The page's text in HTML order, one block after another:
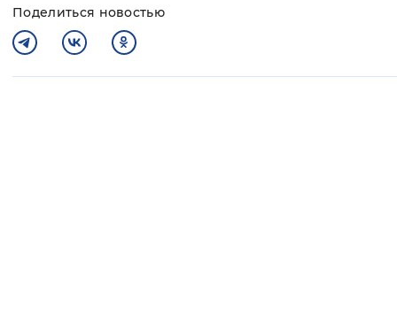
Поделиться новостью